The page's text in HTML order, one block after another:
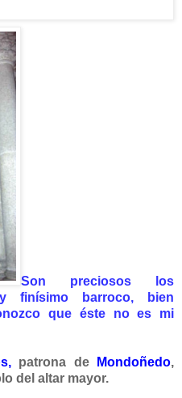
Son preciosos los
finísimo barroco, bien
que éste no es mi
, patrona de Mondoñedo,
del altar mayor.